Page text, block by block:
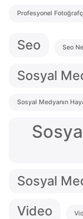
Profesyonel
Seo Seo
Sosyal
Sosyal Medyanın
Sosyal
Video